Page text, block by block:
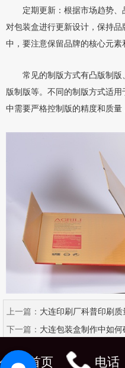
定期更新：根据市场趋势
对包装盒进行更新设计，保持
中，要注意保留品牌的核心元素
常见的制版方式有凸版制
版制版等。不同的制版方式适
中需要严格控制版的精度和质量
上一篇： 大连印刷厂科普印刷质
下一篇： 大连包装盒制作中如何
首页 电话